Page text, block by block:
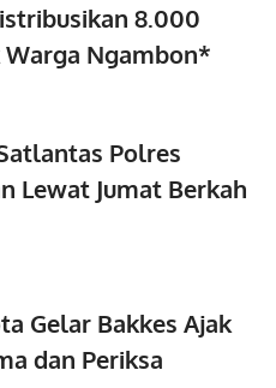
8.000
Ngambon*
Polres
Lewat Jumat Berkah
Gelar Bakkes Ajak
dan Periksa